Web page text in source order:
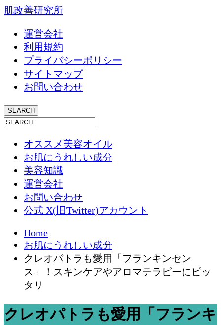
肌改善研究所
運営会社
利用規約
プライバシーポリシー
サイトマップ
お問い合わせ
オススメ美容オイル
お肌にうれしい成分
美容知識
運営会社
お問い合わせ
公式 X(旧Twitter)アカウント
Home
お肌にうれしい成分
クレオパトラも愛用「フランキンセン
ス」！スキンケアやアロマテラピーにピッ
タリ
クレオパトラも愛用「フランキ